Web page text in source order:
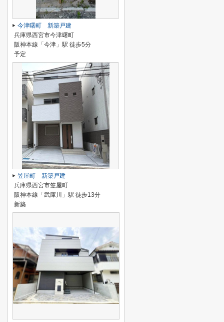
今津曙町 新築戸建
兵庫県西宮市今津曙町
阪神本線「今津」駅 徒歩5分
予定
笠屋町 新築戸建
兵庫県西宮市笠屋町
阪神本線「武庫川」駅 徒歩13分
新築